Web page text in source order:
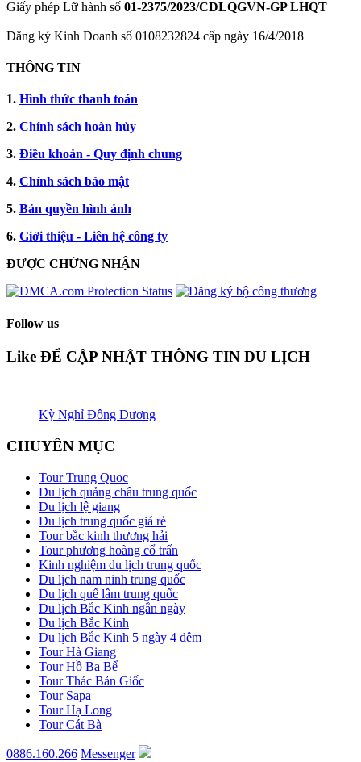
Giấy phép Lữ hành số 01-2375/2023/CDLQGVN-GP LHQT
Đăng ký Kinh Doanh số 0108232824 cấp ngày 16/4/2018
THÔNG TIN
1. Hình thức thanh toán
2. Chính sách hoàn hủy
3. Điều khoản - Quy định chung
4. Chính sách bảo mật
5. Bản quyền hình ảnh
6. Giới thiệu - Liên hệ công ty
ĐƯỢC CHỨNG NHẬN​
Follow us
Like ĐỂ CẬP NHẬT THÔNG TIN DU LỊCH
Kỳ Nghỉ Đông Dương
CHUYÊN MỤC
Tour Trung Quoc
Du lịch quảng châu trung quốc
Du lịch lệ giang
Du lịch trung quốc giá rẻ
Tour bắc kinh thương hải
Tour phương hoàng cổ trấn
Kinh nghiệm du lịch trung quốc
Du lịch nam ninh trung quốc
Du lịch quế lâm trung quốc
Du lịch Bắc Kinh ngắn ngày
Du lịch Bắc Kinh
Du lịch Bắc Kinh 5 ngày 4 đêm
Tour Hà Giang
Tour Hồ Ba Bể
Tour Thác Bản Giốc
Tour Sapa
Tour Hạ Long
Tour Cát Bà
0886.160.266 Messenger